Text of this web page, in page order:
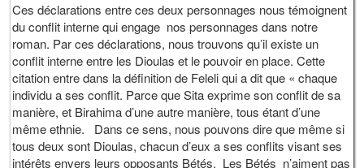
Ces déclarations entre ces deux personnages nous témoignent
du conflit interne qui engage nos personnages dans notre
roman. Par ces déclarations, nous trouvons qu’il existe un
conflit interne entre les Dioulas et le pouvoir en place. Cette
citation entre dans la définition de Feleli qui a dit que « chaque
individu a ses conflit. Parce que Sita exprime son conflit de sa
manière, et Birahima d’une autre manière, tous étant d’une
même ethnie. Dans ce sens, nous pouvons dire que même si
tous deux sont Dioulas, chacun d’eux a ses conflits visant ses
intérêts envers leurs opposants Bétés. Les Bétés n’aiment pas